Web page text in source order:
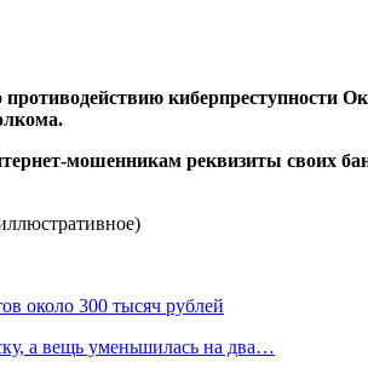
около 300 тысяч рублей
а вещь уменьшилась на два…